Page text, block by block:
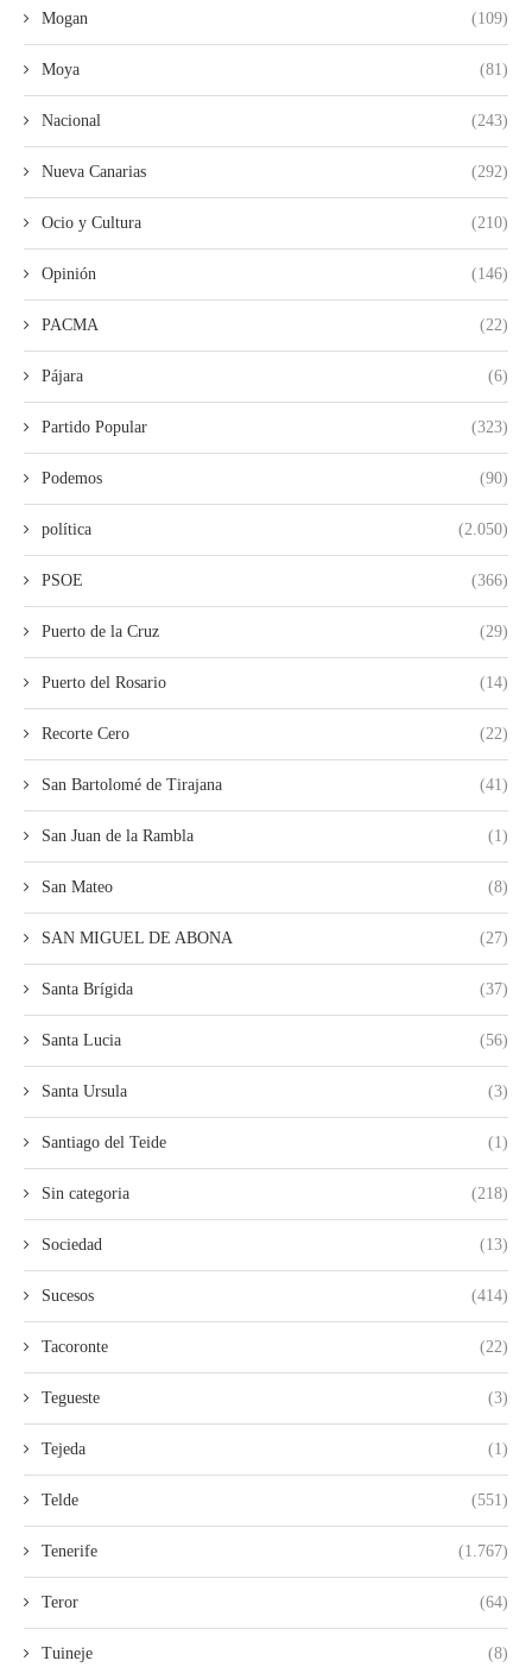
Mogan (109)
Moya (81)
Nacional (243)
Nueva Canarias (292)
Ocio y Cultura (210)
Opinión (146)
PACMA (22)
Pájara (6)
Partido Popular (323)
Podemos (90)
política (2.050)
PSOE (366)
Puerto de la Cruz (29)
Puerto del Rosario (14)
Recorte Cero (22)
San Bartolomé de Tirajana (41)
San Juan de la Rambla (1)
San Mateo (8)
SAN MIGUEL DE ABONA (27)
Santa Brígida (37)
Santa Lucia (56)
Santa Ursula (3)
Santiago del Teide (1)
Sin categoria (218)
Sociedad (13)
Sucesos (414)
Tacoronte (22)
Tegueste (3)
Tejeda (1)
Telde (551)
Tenerife (1.767)
Teror (64)
Tuineje (8)